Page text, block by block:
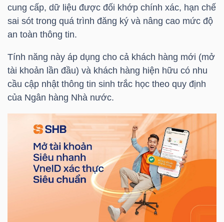
cung cấp, dữ liệu được đối khớp chính xác, hạn chế
sai sót trong quá trình đăng ký và nâng cao mức độ
an toàn thông tin.
Tính năng này áp dụng cho cả khách hàng mới (mở
tài khoản lần đầu) và khách hàng hiện hữu có nhu
cầu cập nhật thông tin sinh trắc học theo quy định
của Ngân hàng Nhà nước.
ĐÔNG
DƯƠNG
TÀI
CHÍNH
NHÂN
PHÂN
TÍCH